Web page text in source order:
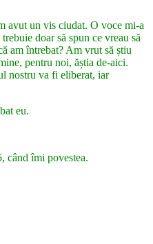
avut un vis ciudat. O voce mi-a
doar să spun ce vreau să
am întrebat? Am vrut să știu
pentru noi, ăștia de-aici.
nostru va fi eliberat, iar
eu.
când îmi povestea.